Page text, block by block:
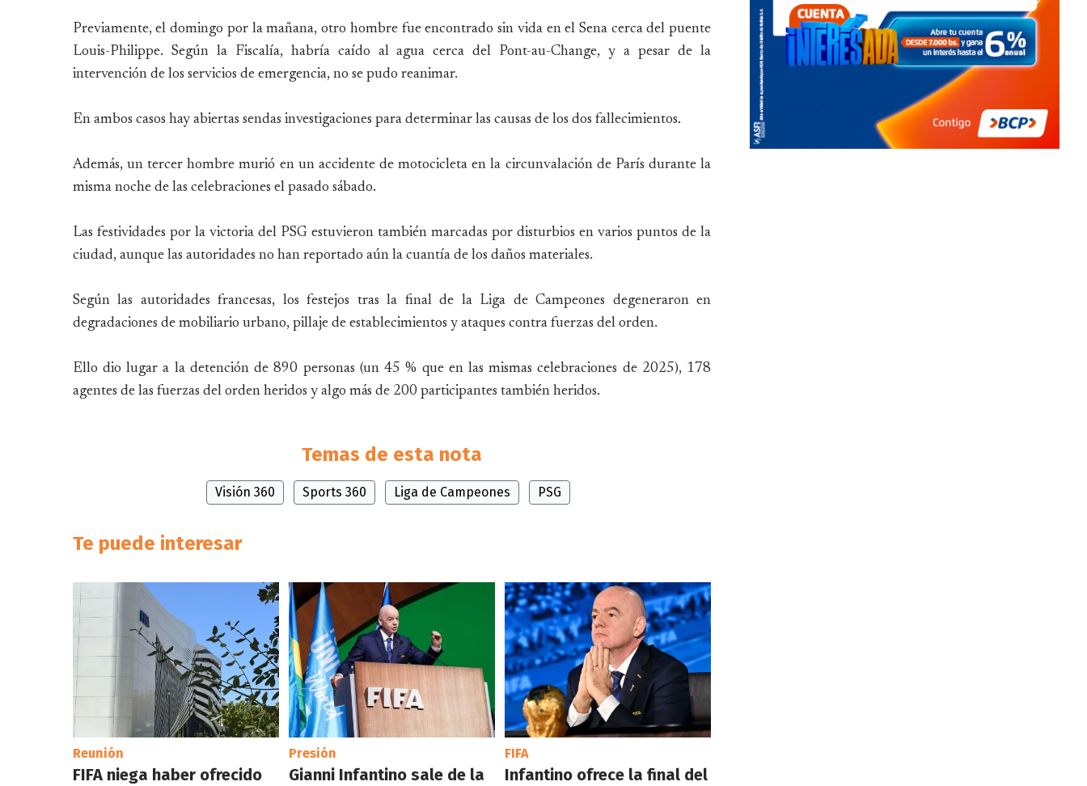
Previamente, el domingo por la mañana, otro hombre fue encontrado sin vida en el Sena cerca del puente
Louis-Philippe. Según la Fiscalía, habría caído al agua cerca del Pont-au-Change, y a pesar de la
intervención de los servicios de emergencia, no se pudo reanimar.
En ambos casos hay abiertas sendas investigaciones para determinar las causas de los dos fallecimientos.
Además, un tercer hombre murió en un accidente de motocicleta en la circunvalación de París durante la
misma noche de las celebraciones el pasado sábado.
Las festividades por la victoria del PSG estuvieron también marcadas por disturbios en varios puntos de la
ciudad, aunque las autoridades no han reportado aún la cuantía de los daños materiales.
Según las autoridades francesas, los festejos tras la final de la Liga de Campeones degeneraron en
degradaciones de mobiliario urbano, pillaje de establecimientos y ataques contra fuerzas del orden.
Ello dio lugar a la detención de 890 personas (un 45 % que en las mismas celebraciones de 2025), 178
agentes de las fuerzas del orden heridos y algo más de 200 participantes también heridos.
Temas de esta nota
Visión 360 Sports 360 Liga de Campeones PSG
Te puede interesar
Reunión
FIFA niega haber ofrecido
Presión
Gianni Infantino sale de la
FIFA
Infantino ofrece la final del